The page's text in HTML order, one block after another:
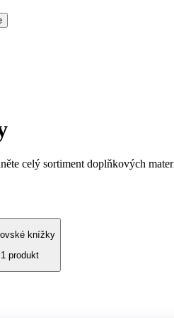
celý sortiment doplňkových
knížky
1 produkt